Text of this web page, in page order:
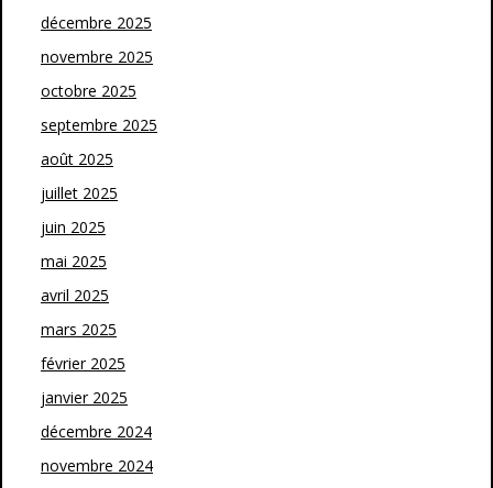
décembre 2025
novembre 2025
octobre 2025
septembre 2025
août 2025
juillet 2025
juin 2025
mai 2025
avril 2025
mars 2025
février 2025
janvier 2025
décembre 2024
novembre 2024